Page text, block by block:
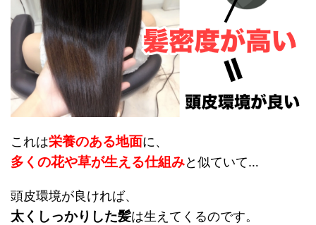
これは栄養のある地面に、
多くの花や草が生える仕組みと似ていて…
頭皮環境が良ければ、
太くしっかりした髪は生えてくるのです。